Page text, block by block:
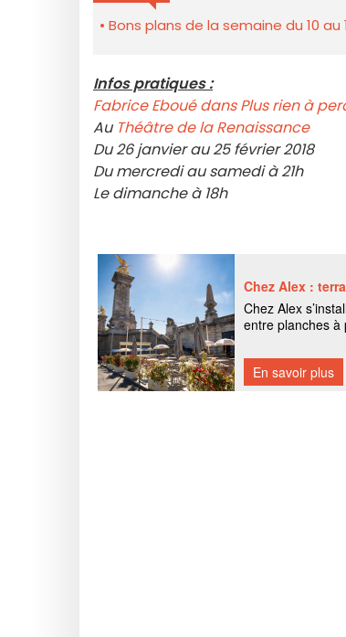
Bons plans de la semaine du 10
Infos pratiques :
Fabrice Eboué dans Plus rien à
Au Théâtre de la Renaissance
Du 26 janvier au 25 février 2018
Du mercredi au samedi à 21h
Le dimanche à 18h